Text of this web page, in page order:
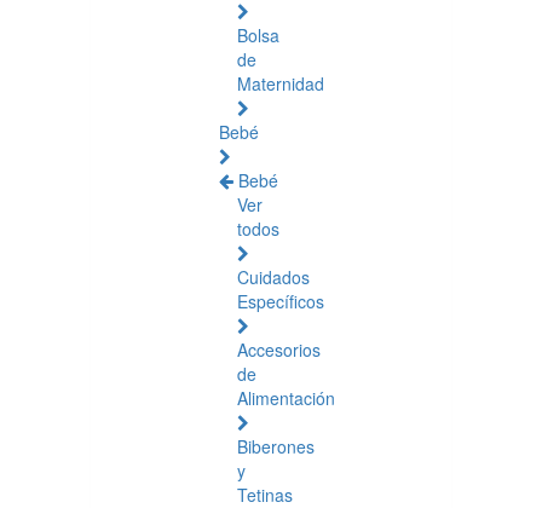
Bolsa
de
Maternidad
Bebé
Bebé
Ver
todos
Cuidados
Específicos
Accesorios
de
Alimentación
Biberones
y
Tetinas